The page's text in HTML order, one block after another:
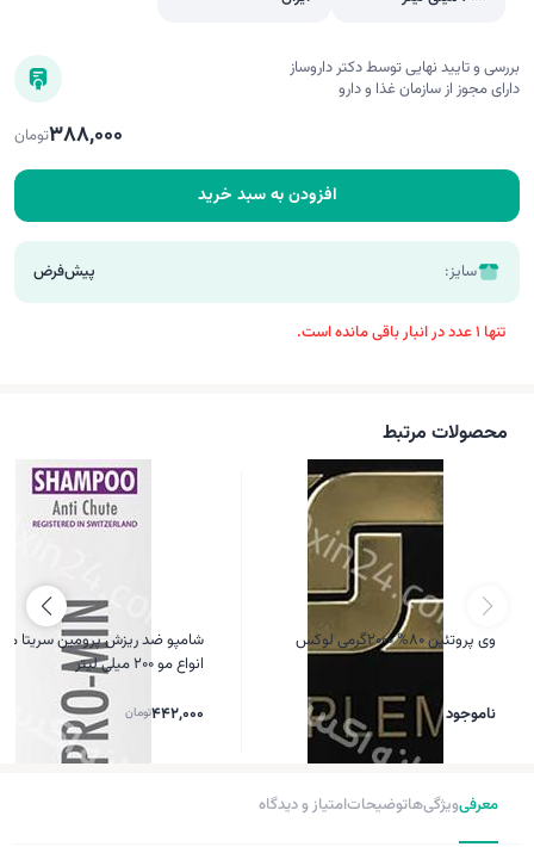
بررسی و تایید نهایی توسط دکتر داروساز
دارای مجوز از سازمان غذا و دارو
388,000تومان
افزودن به سبد خرید
سایز: پیش‌فرض
تنها 1 عدد در انبار باقی مانده است.
محصولات مرتبط
وی پروتئین 80% 2000گرمی لوکس
ناموجود
شامپو ضد ریزش پرومین سریتا
انواع مو ۲۰۰ میلی لیتر
442,000تومان
معرفیویژگی‌هاتوضیحاتامتیاز و دیدگاه